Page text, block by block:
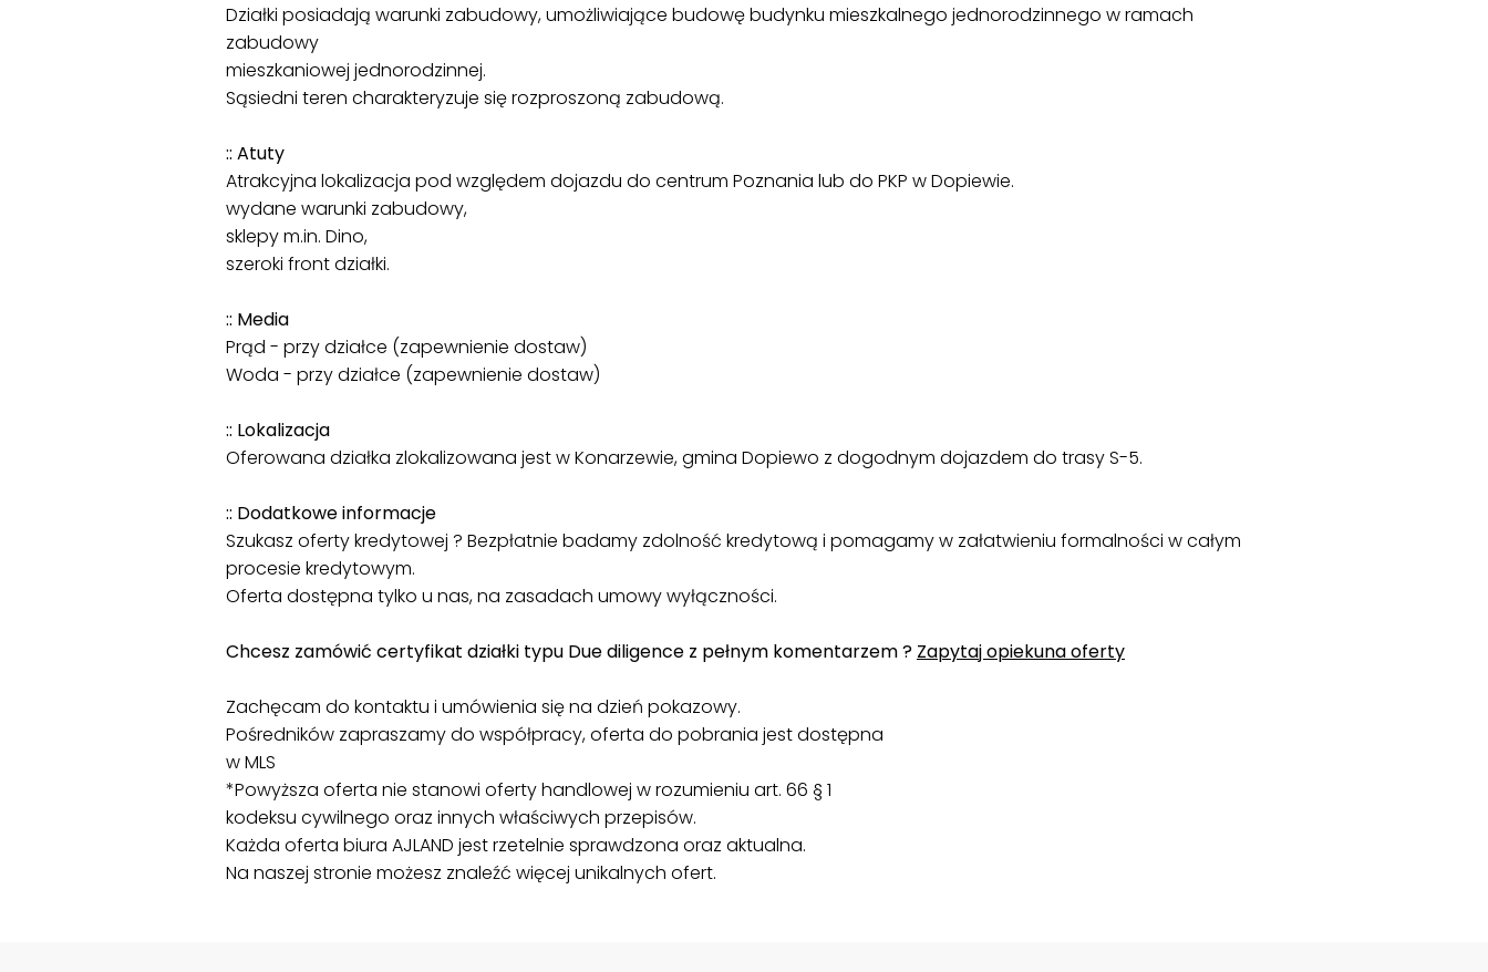
Działki posiadają warunki zabudowy, umożliwiające budowę budynku mieszkalnego jednorodzinnego w ramach
zabudowy
mieszkaniowej jednorodzinnej.
Sąsiedni teren charakteryzuje się rozproszoną zabudową.
:: Atuty
Atrakcyjna lokalizacja pod względem dojazdu do centrum Poznania lub do PKP w Dopiewie.
wydane warunki zabudowy,
sklepy m.in. Dino,
szeroki front działki.
:: Media
Prąd - przy działce (zapewnienie dostaw)
Woda - przy działce (zapewnienie dostaw)
:: Lokalizacja
Oferowana działka zlokalizowana jest w Konarzewie, gmina Dopiewo z dogodnym dojazdem do trasy S-5.
:: Dodatkowe informacje
Szukasz oferty kredytowej ? Bezpłatnie badamy zdolność kredytową i pomagamy w załatwieniu formalności w całym
procesie kredytowym.
Oferta dostępna tylko u nas, na zasadach umowy wyłączności.
Chcesz zamówić certyfikat działki typu Due diligence z pełnym komentarzem ? Zapytaj opiekuna oferty
Zachęcam do kontaktu i umówienia się na dzień pokazowy.
Pośredników zapraszamy do współpracy, oferta do pobrania jest dostępna
w MLS
*Powyższa oferta nie stanowi oferty handlowej w rozumieniu art. 66 § 1
kodeksu cywilnego oraz innych właściwych przepisów.
Każda oferta biura AJLAND jest rzetelnie sprawdzona oraz aktualna.
Na naszej stronie możesz znaleźć więcej unikalnych ofert.